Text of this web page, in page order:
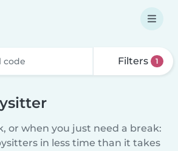
Filters 1
or when you just need a break:
in less time than it takes